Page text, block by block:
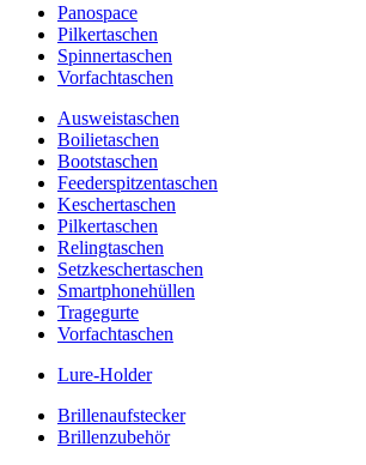
Panospace
Pilkertaschen
Spinnertaschen
Vorfachtaschen
Ausweistaschen
Boilietaschen
Bootstaschen
Feederspitzentaschen
Keschertaschen
Pilkertaschen
Relingtaschen
Setzkeschertaschen
Smartphonehüllen
Tragegurte
Vorfachtaschen
Lure-Holder
Brillenaufstecker
Brillenzubehör